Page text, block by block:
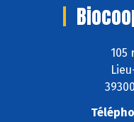
105